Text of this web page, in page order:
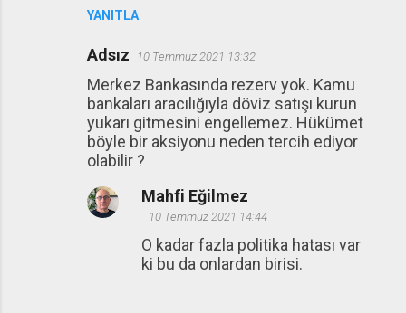
YANITLA
Adsız 10 Temmuz 2021 13:32
Merkez Bankasında rezerv yok. Kamu
bankaları aracılığıyla döviz satışı kurun
yukarı gitmesini engellemez. Hükümet
böyle bir aksiyonu neden tercih ediyor
olabilir ?
Mahfi Eğilmez
10 Temmuz 2021 14:44
O kadar fazla politika hatası var
ki bu da onlardan birisi.